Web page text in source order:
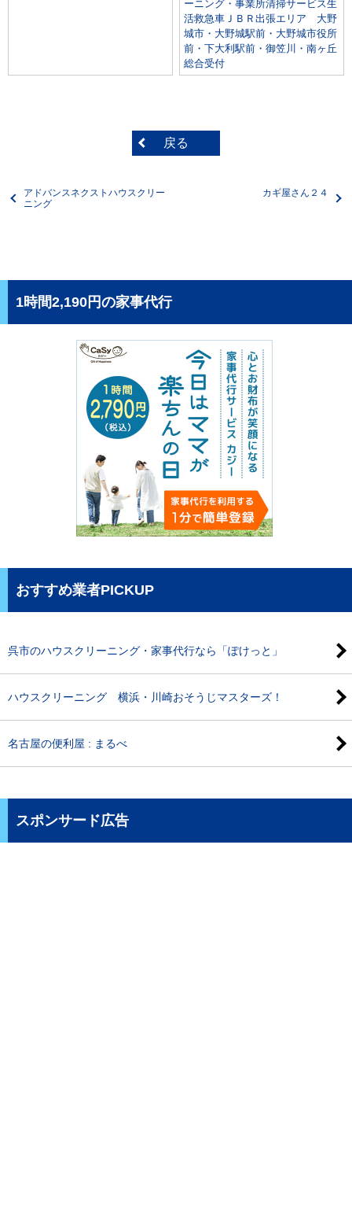
ーニング・事業所清掃サービス生
活救急車ＪＢＲ出張エリア 大野
城市・大野城駅前・大野城市役所
前・下大利駅前・御笠川・南ヶ丘
総合受付
戻る
アドバンスネクストハウスクリー
ニング
カギ屋さん２４
1時間2,190円の家事代行
おすすめ業者PICKUP
呉市のハウスクリーニング・家事代行なら「ぽけっと」
ハウスクリーニング 横浜・川崎おそうじマスターズ！
名古屋の便利屋 : まるべ
スポンサード広告